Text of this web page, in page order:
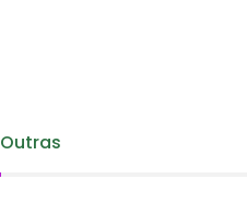
Outras